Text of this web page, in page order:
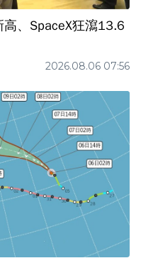
、SpaceX狂瀉13.6
2026.08.06 07:56